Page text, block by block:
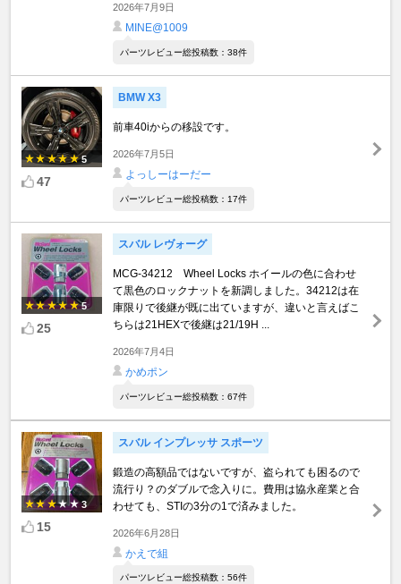
2026年7月9日
MINE@1009
パーツレビュー総投稿数：38件
5
47
BMW X3
前車40iからの移設です。
2026年7月5日
よっしーはーだー
パーツレビュー総投稿数：17件
5
25
スバル レヴォーグ
MCG-34212 Wheel Locks ホイールの色に合わせ
て黒色のロックナットを新調しました。34212は在
庫限りで後継が既に出ていますが、違いと言えばこ
ちらは21HEXで後継は21/19H ...
2026年7月4日
かめポン
パーツレビュー総投稿数：67件
3
15
スバル インプレッサ スポーツ
鍛造の高額品ではないですが、盗られても困るので
流行り？のダブルで念入りに。費用は協永産業と合
わせても、STIの3分の1で済みました。
2026年6月28日
かえで組
パーツレビュー総投稿数：56件